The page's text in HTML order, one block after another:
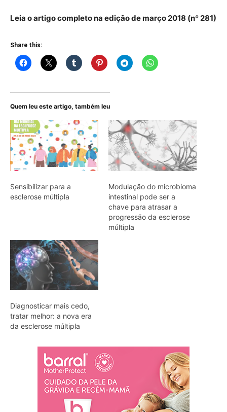
Leia o artigo completo na edição de março 2018 (nº 281)
Share this:
Quem leu este artigo, também leu
Sensibilizar para a
esclerose múltipla
Modulação do microbioma
intestinal pode ser a
chave para atrasar a
progressão da esclerose
múltipla
Diagnosticar mais cedo,
tratar melhor: a nova era
da esclerose múltipla